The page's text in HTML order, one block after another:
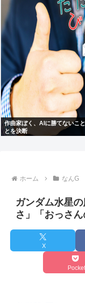
作曲家ぼく、AIに勝てないこ
とを決断
ホーム なんG
ガンダム水星
さ」「おっさん
X
Pocket